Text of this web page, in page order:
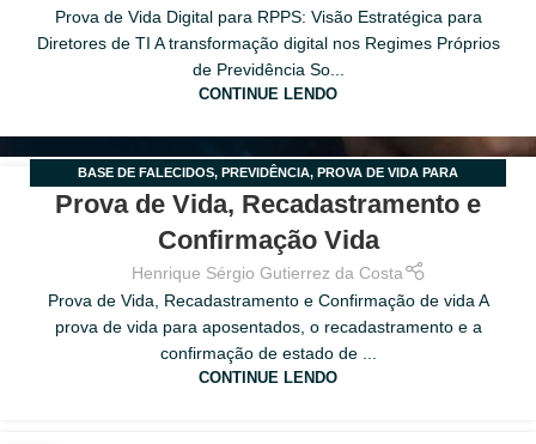
Prova de Vida Digital para RPPS: Visão Estratégica para
Diretores de TI A transformação digital nos Regimes Próprios
de Previdência So...
CONTINUE LENDO
22 BASE DE FALECIDOS, PREVIDÊNCIA, PROVA DE VIDA PARA
APOSENTADOS,RECADASTRAMENTO
Prova de Vida, Recadastramento e
Confirmação Vida
Henrique Sérgio Gutierrez da Costa
Prova de Vida, Recadastramento e Confirmação de vida A
prova de vida para aposentados, o recadastramento e a
confirmação de estado de ...
CONTINUE LENDO